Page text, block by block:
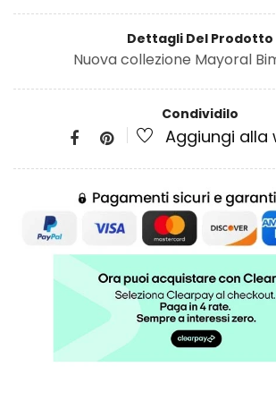
Dettagli Del Prodotto
Nuova collezione Mayoral
Condividilo
Aggiungi alla